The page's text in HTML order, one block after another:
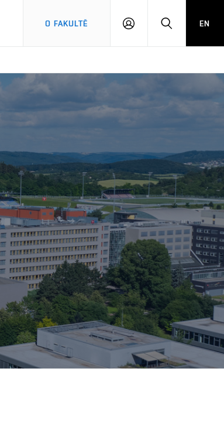
O FAKULTĚ
PŘIHLÁŠENÍHLEDAT
EN